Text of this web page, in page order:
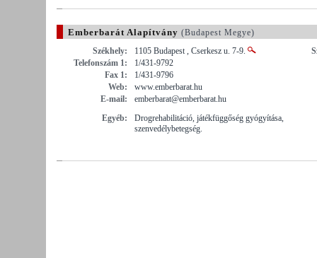
Emberbarát Alapítvány (Budapest Megye)
Székhely:
1105 Budapest , Cserkesz u. 7-9.
Telefonszám 1:
1/431-9792
Fax 1:
1/431-9796
Web:
www.emberbarat.hu
E-mail:
emberbarat@emberbarat.hu
Egyéb:
Drogrehabilitáció, játékfüggőség gyógyítása,
szenvedélybetegség.